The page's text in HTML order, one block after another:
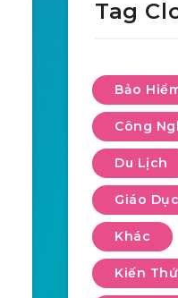
Tag
Bảo
Công
Du Lịch
Giáo Dục
Khác
Kiến